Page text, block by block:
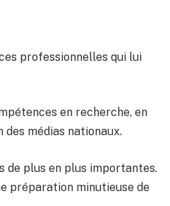
professionnelles qui lui
en recherche, en
médias nationaux.
de plus en plus importantes.
préparation minutieuse de